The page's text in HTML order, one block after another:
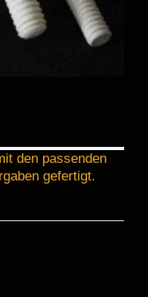
den passenden
gefertigt.